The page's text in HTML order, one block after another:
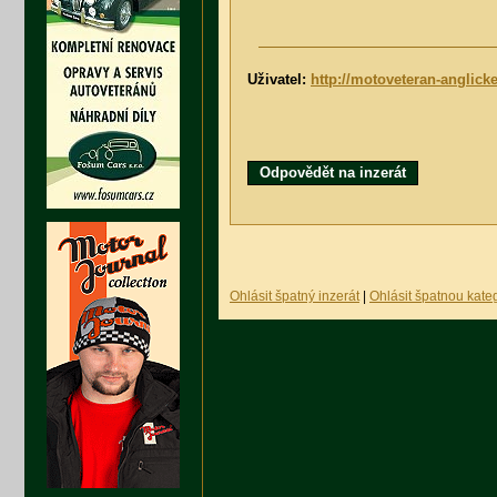
Uživatel: http://motoveteran-
Odpovědět na inzerát
Ohlásit špatný inzerát Ohlásit špatnou